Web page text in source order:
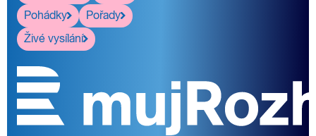
Pohádky
Pořady
Živé vysílání